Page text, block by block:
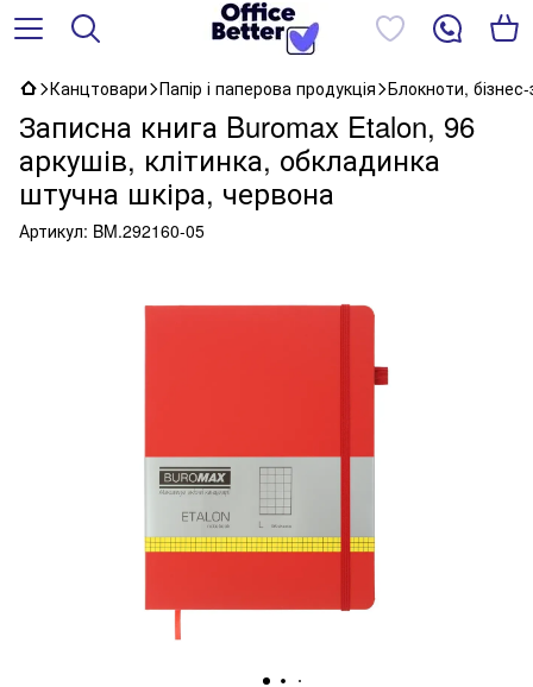
Канцтовари Папір і паперова продукція Блокноти,
Записна книга Buromax Etalon, 96
аркушів, клітинка, обкладинка
штучна шкіра, червона
Артикул: BM.292160-05